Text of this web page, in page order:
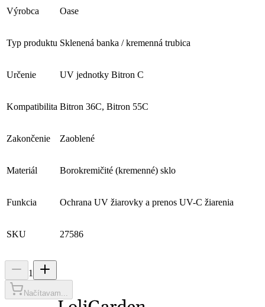
Výrobca Oase
Typ produktu Sklenená banka / kremenná trubica
Určenie UV jednotky Bitron C
Kompatibilita Bitron 36C, Bitron 55C
Zakončenie Zaoblené
Materiál Borokremičité (kremenné) sklo
Funkcia Ochrana UV žiarovky a prenos UV-C žiarenia
SKU 27586
1
Načítavam...